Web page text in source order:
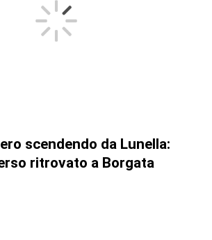
scendendo da Lunella:
ritrovato a Borgata